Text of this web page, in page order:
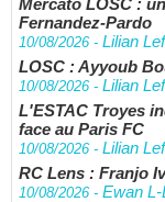
Mercato LOSC :
Fernandez-Pardo
10/08/2026 - Lilian
LOSC : Ayyoub
10/08/2026 - Lilian
L'ESTAC Troyes
face au Paris FC
10/08/2026 - Lilian
RC Lens : Franjo
10/08/2026 - Ewan L-